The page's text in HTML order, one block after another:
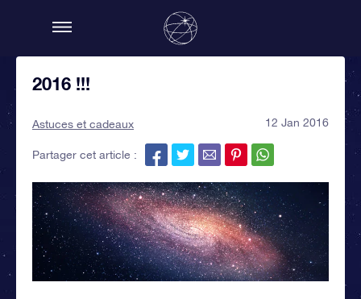
2016 !!!
Astuces et cadeaux 12 Jan 2016
Partager cet article :